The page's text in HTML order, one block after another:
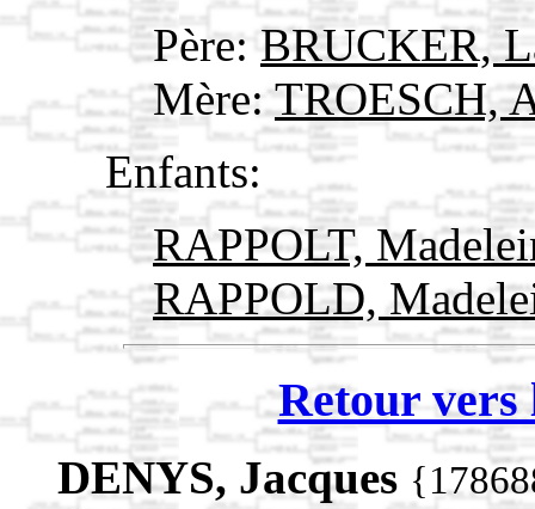
Père: BRUCKER,
Mère:TROESCH,
Enfants:
RAPPOLT,
RAPPOLD,
Retour vers
DENYS, Jacques